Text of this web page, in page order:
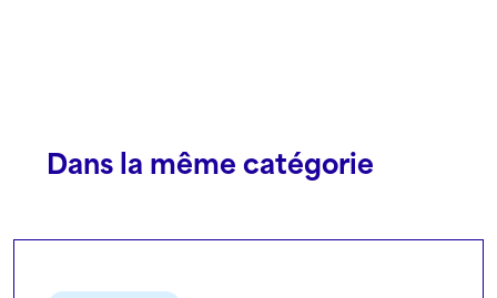
Dans la même catégorie